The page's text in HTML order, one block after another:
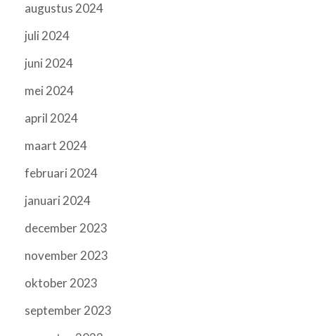
augustus 2024
juli 2024
juni 2024
mei 2024
april 2024
maart 2024
februari 2024
januari 2024
december 2023
november 2023
oktober 2023
september 2023